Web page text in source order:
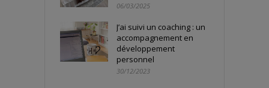
06/03/2025
J’ai suivi un coaching : un
accompagnement en
développement
personnel
30/12/2023